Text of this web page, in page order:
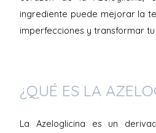
ingrediente puede mejorar la
imperfecciones y transformar
¿QUÉ ES LA
La Azeloglicina es un